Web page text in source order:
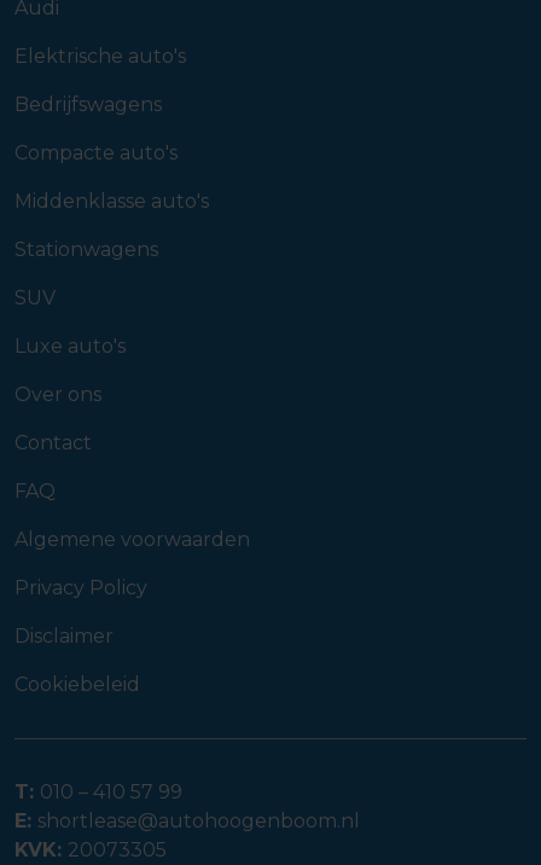
Audi
Elektrische auto's
Bedrijfswagens
Compacte auto's
Middenklasse auto's
Stationwagens
SUV
Luxe auto's
Over ons
Contact
FAQ
Algemene voorwaarden
Privacy Policy
Disclaimer
Cookiebeleid
T: 010 – 410 57 99
E: shortlease@autohoogenboom.nl
KVK: 20073305